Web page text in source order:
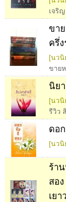
เจริญ
ขา
ครึ่
[นวนิ
ขาย
นิย
[นวนิ
รีวิว
ดอ
[นวนิ
ร้า
สอ
เย